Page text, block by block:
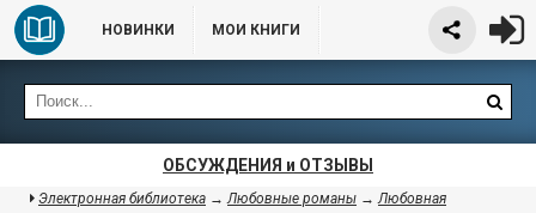
НОВИНКИ МОИ КНИГИ
ОБСУЖДЕНИЯ и ОТЗЫВЫ
Электронная библиотека →Любовные романы →Любовная